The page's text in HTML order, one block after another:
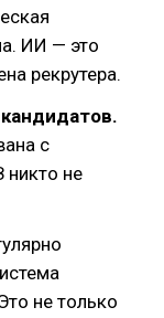
ИИ — это
рекрутера.
с
не
не только